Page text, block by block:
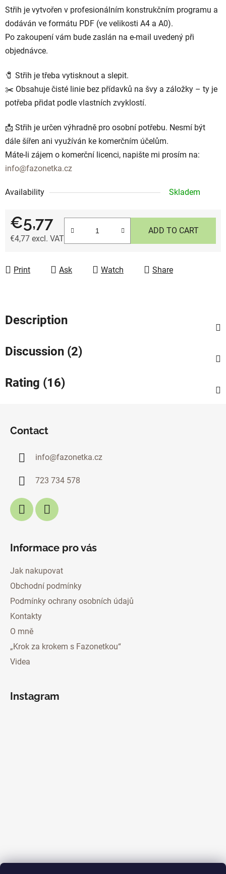
Střih je vytvořen v profesionálním konstrukčním programu a
dodáván ve formátu PDF (ve velikosti A4 a A0).
Po zakoupení vám bude zaslán na e-mail uvedený při
objednávce.
🧷 Střih je třeba vytisknout a slepit.
✂️ Obsahuje čisté linie bez přídavků na švy a záložky – ty je
potřeba přidat podle vlastních zvyklostí.
📩 Střih je určen výhradně pro osobní potřebu. Nesmí být
dále šířen ani využíván ke komerčním účelům.
Máte-li zájem o komerční licenci, napište mi prosím na:
info@fazonetka.cz
Availability Skladem
€5,77
€4,77 excl. VAT
ADD TO CART
Print Ask Watch Share
Description
Discussion (2)
Rating (16)
Contact
info@fazonetka.cz
723 734 578
Informace pro vás
Jak nakupovat
Obchodní podmínky
Podmínky ochrany osobních údajů
Kontakty
O mně
„Krok za krokem s Fazonetkou“
Videa
Instagram